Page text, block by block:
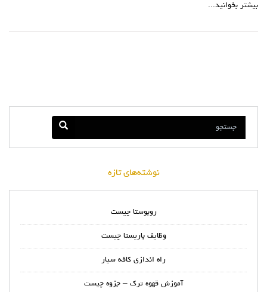
بیشتر بخوانید...
نوشته‌های تازه
روبوستا چیست
وظایف باریستا چیست
راه اندازی کافه سیار
آموزش قهوه ترک – جزوه چیست